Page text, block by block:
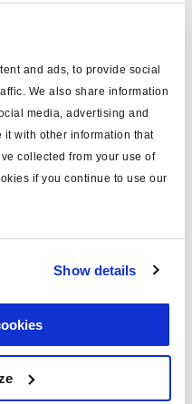
and ads, to provide social
We also share information
media, advertising and
it with other information that
collected from your use of
if you continue to use our
Show details
Framatome, conector
colocado
conector x 5
24
si
1.8